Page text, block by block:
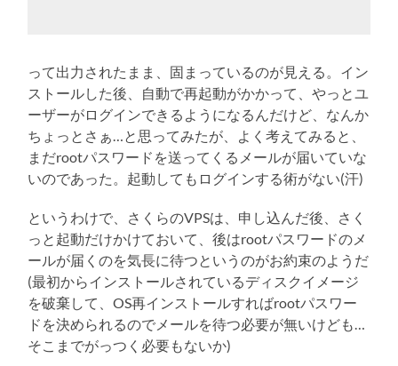
って出力されたまま、固まっているのが見える。イン
ストールした後、自動で再起動がかかって、やっとユ
ーザーがログインできるようになるんだけど、なんか
ちょっとさぁ…と思ってみたが、よく考えてみると、
まだrootパスワードを送ってくるメールが届いていな
いのであった。起動してもログインする術がない(汗)
というわけで、さくらのVPSは、申し込んだ後、さく
っと起動だけかけておいて、後はrootパスワードのメ
ールが届くのを気長に待つというのがお約束のようだ
(最初からインストールされているディスクイメージ
を破棄して、OS再インストールすればrootパスワー
ドを決められるのでメールを待つ必要が無いけども…
そこまでがっつく必要もないか)